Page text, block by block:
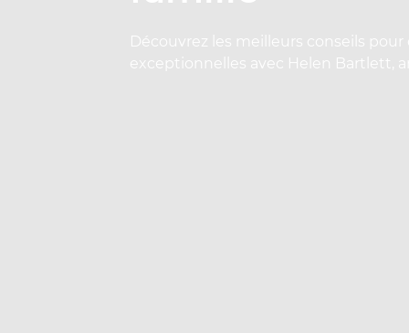
Découvrez les meilleurs conseils
exceptionnelles avec Helen Bartlett,